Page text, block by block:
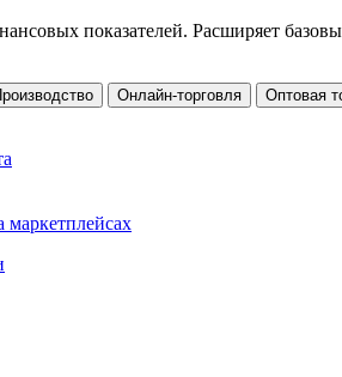
показателей. Расширяет
Онлайн-торговля Оптовая
маркетплейсах